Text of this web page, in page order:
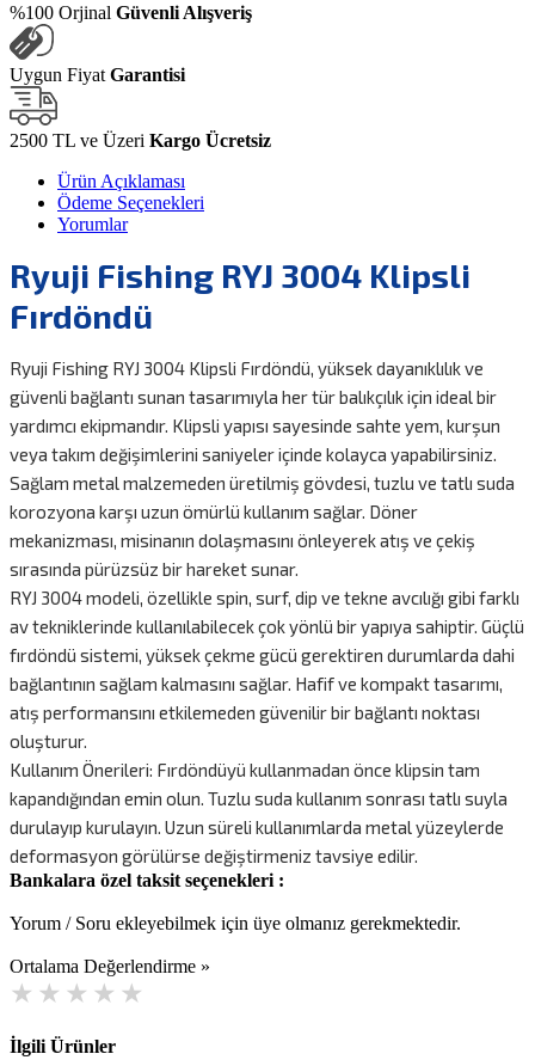
%100 Orjinal Güvenli Alışveriş
Uygun Fiyat Garantisi
2500 TL ve Üzeri Kargo Ücretsiz
Ürün Açıklaması
Ödeme Seçenekleri
Yorumlar
Ryuji Fishing RYJ 3004 Klipsli
Fırdöndü
Ryuji Fishing RYJ 3004 Klipsli Fırdöndü, yüksek dayanıklılık ve
güvenli bağlantı sunan tasarımıyla her tür balıkçılık için ideal bir
yardımcı ekipmandır. Klipsli yapısı sayesinde sahte yem, kurşun
veya takım değişimlerini saniyeler içinde kolayca yapabilirsiniz.
Sağlam metal malzemeden üretilmiş gövdesi, tuzlu ve tatlı suda
korozyona karşı uzun ömürlü kullanım sağlar. Döner
mekanizması, misinanın dolaşmasını önleyerek atış ve çekiş
sırasında pürüzsüz bir hareket sunar.
RYJ 3004 modeli, özellikle spin, surf, dip ve tekne avcılığı gibi farklı
av tekniklerinde kullanılabilecek çok yönlü bir yapıya sahiptir. Güçlü
fırdöndü sistemi, yüksek çekme gücü gerektiren durumlarda dahi
bağlantının sağlam kalmasını sağlar. Hafif ve kompakt tasarımı,
atış performansını etkilemeden güvenilir bir bağlantı noktası
oluşturur.
Kullanım Önerileri: Fırdöndüyü kullanmadan önce klipsin tam
kapandığından emin olun. Tuzlu suda kullanım sonrası tatlı suyla
durulayıp kurulayın. Uzun süreli kullanımlarda metal yüzeylerde
deformasyon görülürse değiştirmeniz tavsiye edilir.
Bankalara özel taksit seçenekleri :
Yorum / Soru ekleyebilmek için üye olmanız gerekmektedir.
Ortalama Değerlendirme »
İlgili Ürünler